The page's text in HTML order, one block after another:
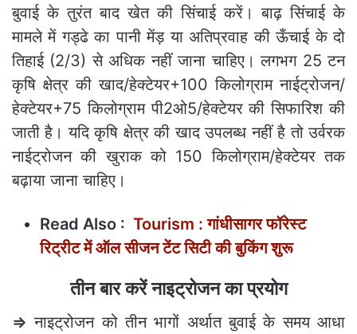
बुवाई के तुरंत बाद खेत की सिंचाई करें। बाढ़ सिंचाई के
मामले में गड्ढे का पानी मेंड़ या अतिप्रवाह की ऊँचाई के दो
तिहाई (2/3) से अधिक नहीं जाना चाहिए। लगभग 25 टन
कृषि क्षेत्र की खाद/हेक्टेयर+100 किलोग्राम नाईट्रोजन/
हेक्टेयर+75 किलोग्राम पी2ओ5/हेक्टेयर की सिफारिश की
जाती है। यदि कृषि क्षेत्र की खाद उपलब्ध नहीं है तो उर्वरक
नाईट्रोजन की खुराक को 150 किलोग्राम/हेक्टेयर तक
बढ़ाया जाना चाहिए।
Read Also : Tourism : गांधीसागर फॉरेस्ट
रिट्रीट में ऑल सीजन टेंट सिटी की बुकिंग शुरू
तीन बार करें नाइट्रोजन का प्रयोग
⇒ नाइट्रोजन को तीन भागों अर्थात बुवाई के समय आधा